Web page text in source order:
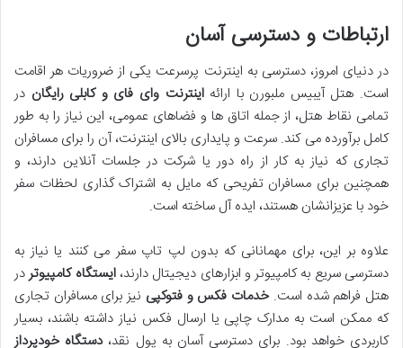
ارتباطات و دسترسی آسان
در دنیای امروز، دسترسی به اینترنت پرسرعت یکی از ضروریات هر اقامت
است. هتل آیبیس ملبورن با ارائهاینترنت وای فای و کابلی رایگان در
تمامی نقاط هتل، از جمله اتاق ها و فضاهای عمومی، این نیاز را به طور
کامل برآورده می کند. سرعت و پایداری بالای اینترنت، آن را برای مسافران
تجاری که نیاز به کار از راه دور یا شرکت در جلسات آنلاین دارند، و
همچنین برای مسافران تفریحی که مایل به اشتراک گذاری لحظات سفر
خود با عزیزانشان هستند، ایده آل ساخته است.
علاوه بر این، برای مهمانانی که بدون لپ تاپ سفر می کنند یا نیاز به
دسترسی سریع به کامپیوتر و ابزارهای دیجیتال دارند،ایستگاه کامپیوتردر
هتل فراهم شده است.خدمات فکس و فتوکپی نیز برای مسافران تجاری
که ممکن است به مدارک چاپی یا ارسال فکس نیاز داشته باشند، بسیار
کاربردی خواهد بود. برای دسترسی آسان به پول نقد،دستگاه خودپرداز